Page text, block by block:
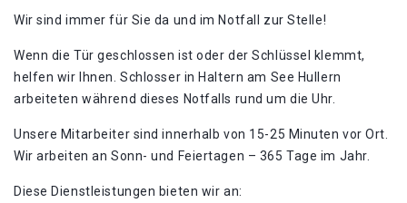
Wir sind immer für Sie da und im Notfall zur Stelle!
Wenn die Tür geschlossen ist oder der Schlüssel klemmt,
helfen wir Ihnen. Schlosser in Haltern am See Hullern
arbeiteten während dieses Notfalls rund um die Uhr.
Unsere Mitarbeiter sind innerhalb von 15-25 Minuten vor Ort.
Wir arbeiten an Sonn- und Feiertagen – 365 Tage im Jahr.
Diese Dienstleistungen bieten wir an: